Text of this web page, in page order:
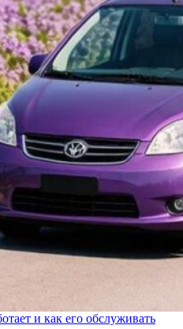
и как его обслуживать